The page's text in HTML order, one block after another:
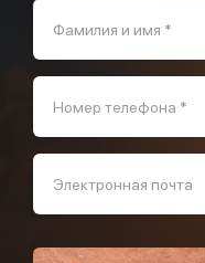
Фамилия и имя *
Номер телефона *
Электронная почта